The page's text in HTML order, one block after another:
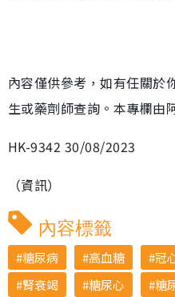
內容僅供參考，如有任關於
生或藥劑師查詢。本專欄由
HK-9342 30/08/2023
（資訊）
內容標籤
糖尿病 高血糖 冠
腎衰竭
糖尿心 糖